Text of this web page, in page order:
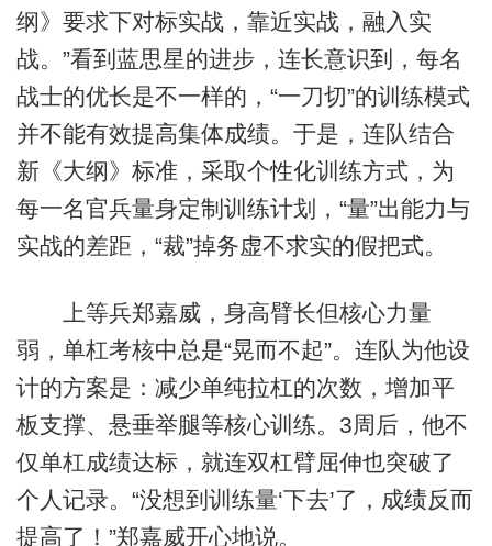
纲》要求下对标实战，靠近实战，融入实
战。”看到蓝思星的进步，连长意识到，每名
战士的优长是不一样的，“一刀切”的训练模式
并不能有效提高集体成绩。于是，连队结合
新《大纲》标准，采取个性化训练方式，为
每一名官兵量身定制训练计划，“量”出能力与
实战的差距，“裁”掉务虚不求实的假把式。
上等兵郑嘉威，身高臂长但核心力量
弱，单杠考核中总是“晃而不起”。连队为他设
计的方案是：减少单纯拉杠的次数，增加平
板支撑、悬垂举腿等核心训练。3周后，他不
仅单杠成绩达标，就连双杠臂屈伸也突破了
个人记录。“没想到训练量‘下去’了，成绩反而
提高了！”郑嘉威开心地说。